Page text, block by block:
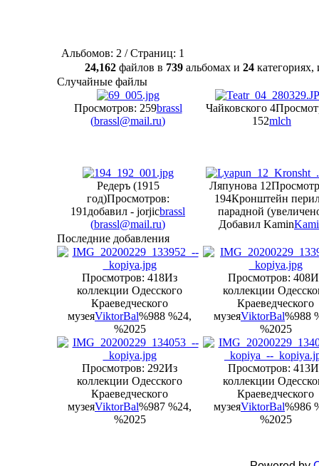
Альбомов: 2 / Страниц: 1
24,162 файлов в 739 альбомах и 24
Случайные файлы
Просмотров: 259brassl
(brassl@mail.ru)
Чайковского 4
152mlch
Редеръ (1915
год)Просмотров:
191 добавил - jorjicbrassl
(brassl@mail.ru)
Ляпунова 12
194Кронштейн
парадной
Добавил Kamin
Последние добавления
Просмотров: 418Из
коллекции Одесского
Краеведческого
музеяViktorBal%988 %24,
%2025
Просмотров: 408
коллекции
Краеведческого
музеяViktorBal%988
%2025
Просмотров: 292Из
коллекции Одесского
Краеведческого
музеяViktorBal%987 %24,
%2025
Просмотров: 413
коллекции
Краеведческого
музеяViktorBal%986
%2025